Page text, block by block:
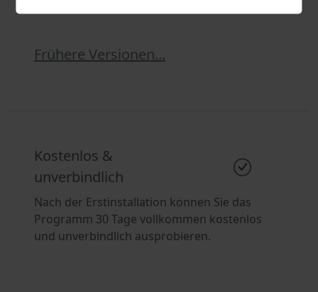
Frühere Versionen...
Kostenlos &
unverbindlich
Nach der Erstinstallation können Sie das
Programm 30 Tage vollkommen kostenlos
und unverbindlich ausprobieren.